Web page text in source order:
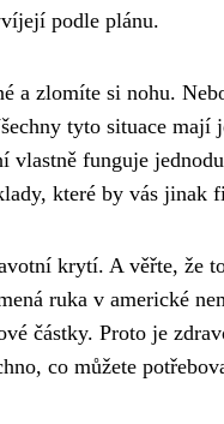
podle plánu.
a zlomíte si nohu.
tyto situace mají
vlastně funguje
které by vás jinak
krytí. A věřte, že
ruka v americké
částky. Proto je
co můžete